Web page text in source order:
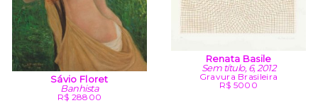
Sávio Floret
Banhista
R$ 28800
Renata Basile
Sem título, 6, 2012
Gravura Brasileira
R$ 5000